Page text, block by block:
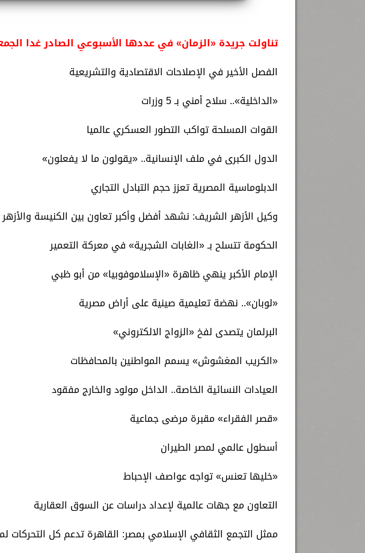
تناولت جريدة «الزمان» في عددها الأسبوعي الصادر غدا
الفصل الأخير في الإصلاحات الاقتصادية والتشريعية
«الداخلية».. سلاح أمني بـ 5 وزرات
القوات المسلحة تواكب التطور العسكري عالميا
الدول الكبرى في ملف الإنسانية.. «يقولون ما لا يفعلون»
الدبلوماسية المصرية تعزز حجم التبادل التجاري
وكيل الأزهر الشريف: نشهد أفضل وأكبر تعاون بين الكنيسة والأزهر
الحكومة تتسلح بـ «الغابات الشجرية» في معركة التعمير
الإمام الأكبر ينهي ظاهرة «الإسلاموفوبيا» من أبو ظبي
«لوبان».. نهضة تعليمية صينية على أراض مصرية
البرلمان يتصدى لفخ «الزواج الالكتروني»
«الكريب المغشوش» يسمم المواطنين بالمحافظات
العيادات النسائية الخاصة.. الداخل مولود والخارج مفقود
«قصر الفقراء» مقبرة مرضى جماعية
أسطول عالمي لمصر الطيران
«خليها تعنس» تواجه عواصف الإحباط
التعاون مع جهات عالمية لإعداد دراسات عن السوق العقارية
ممثل التجمع الثقافي الإسلامي بمصر: القاهرة تدعم كل التحركات